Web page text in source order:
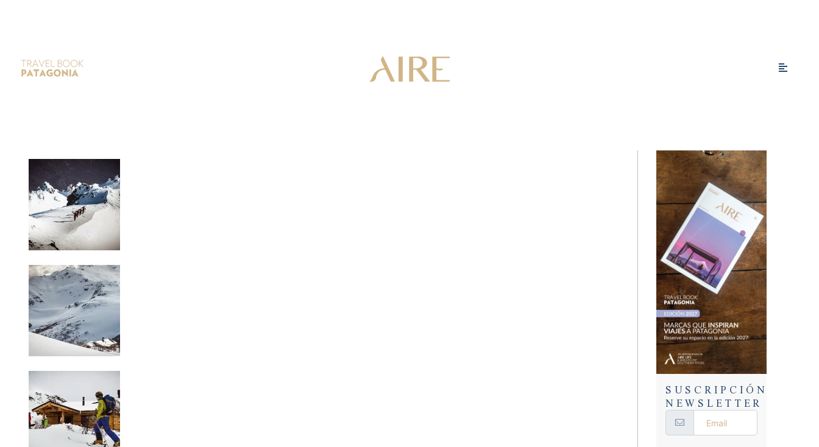
SUSCRIPCIÓN
NEWSLETTER